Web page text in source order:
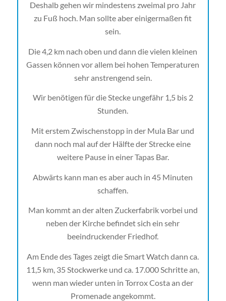
Deshalb gehen wir mindestens zweimal pro Jahr
zu Fuß hoch. Man sollte aber einigermaßen fit
sein.
Die 4,2 km nach oben und dann die vielen kleinen
Gassen können vor allem bei hohen Temperaturen
sehr anstrengend sein.
Wir benötigen für die Stecke ungefähr 1,5 bis 2
Stunden.
Mit erstem Zwischenstopp in der Mula Bar und
dann noch mal auf der Hälfte der Strecke eine
weitere Pause in einer Tapas Bar.
Abwärts kann man es aber auch in 45 Minuten
schaffen.
Man kommt an der alten Zuckerfabrik vorbei und
neben der Kirche befindet sich ein sehr
beeindruckender Friedhof.
Am Ende des Tages zeigt die Smart Watch dann ca.
11,5 km, 35 Stockwerke und ca. 17.000 Schritte an,
wenn man wieder unten in Torrox Costa an der
Promenade angekommt.